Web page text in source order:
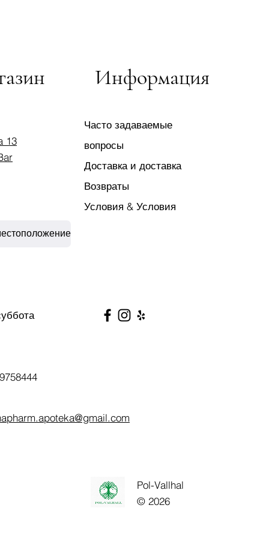
13
Информация
Часто задаваемые
вопросы
Доставка и доставка
Возвраты
Условия & Условия
Pol-Vallhal
© 2026